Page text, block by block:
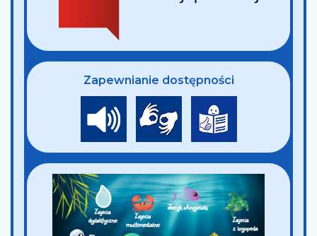
Zapewnianie dostępności